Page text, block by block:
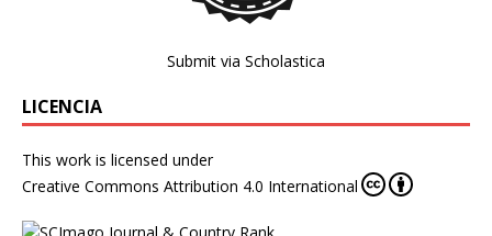
Submit via Scholastica
LICENCIA
This work is licensed under
Creative Commons Attribution 4.0 International